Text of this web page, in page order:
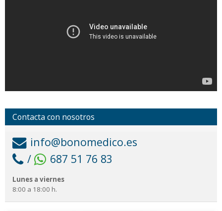
Contacta con nosotros
info@bonomedico.es
/
687 51 76 83
Lunes a viernes
8:00 a 18:00 h.